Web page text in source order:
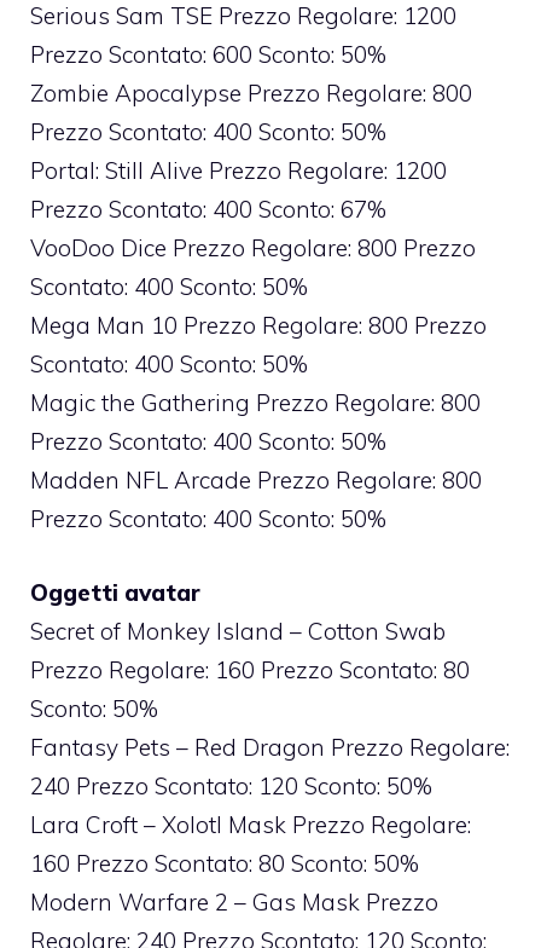
Serious Sam TSE Prezzo Regolare: 1200
Prezzo Scontato: 600 Sconto: 50%
Zombie Apocalypse Prezzo Regolare: 800
Prezzo Scontato: 400 Sconto: 50%
Portal: Still Alive Prezzo Regolare: 1200
Prezzo Scontato: 400 Sconto: 67%
VooDoo Dice Prezzo Regolare: 800 Prezzo
Scontato: 400 Sconto: 50%
Mega Man 10 Prezzo Regolare: 800 Prezzo
Scontato: 400 Sconto: 50%
Magic the Gathering Prezzo Regolare: 800
Prezzo Scontato: 400 Sconto: 50%
Madden NFL Arcade Prezzo Regolare: 800
Prezzo Scontato: 400 Sconto: 50%
Oggetti avatar
Secret of Monkey Island – Cotton Swab
Prezzo Regolare: 160 Prezzo Scontato: 80
Sconto: 50%
Fantasy Pets – Red Dragon Prezzo Regolare:
240 Prezzo Scontato: 120 Sconto: 50%
Lara Croft – Xolotl Mask Prezzo Regolare:
160 Prezzo Scontato: 80 Sconto: 50%
Modern Warfare 2 – Gas Mask Prezzo
Regolare: 240 Prezzo Scontato: 120 Sconto: